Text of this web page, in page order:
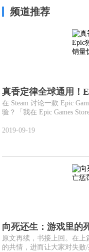
频道推荐
真香定律全球通用！
在 Steam 讨论一款 Epic
验？「我在 Epic Games
2019-09-19
向死还生：游戏里的
原文再续，书接上回。在
的共情，进而让大家对失